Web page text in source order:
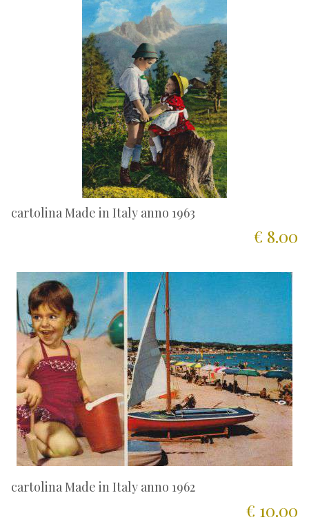
cartolina Made in Italy anno 1963
€ 8.00
cartolina Made in Italy anno 1962
€ 10.00